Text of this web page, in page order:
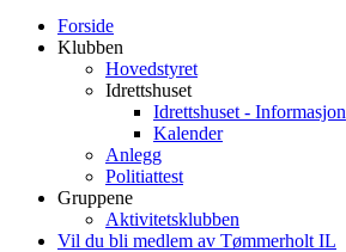
Forside
Klubben
Hovedstyret
Idrettshuset
Idrettshuset - Informasjon
Kalender
Anlegg
Politiattest
Gruppene
Aktivitetsklubben
Vil du bli medlem av Tømmerholt IL